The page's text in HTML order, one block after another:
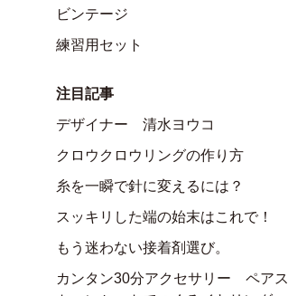
ビンテージ
練習用セット
注目記事
デザイナー 清水ヨウコ
クロウクロウリングの作り方
糸を一瞬で針に変えるには？
スッキリした端の始末はこれで！
もう迷わない接着剤選び。
カンタン30分アクセサリー ペアス